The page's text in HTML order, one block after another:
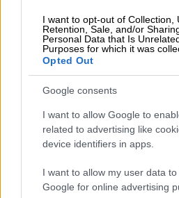
I want to opt-out of Collection,
Retention, Sale, and/or
Personal Data that Is
Purposes for which it was
Opted Out
Google consents
I want to allow Google to
related to advertising like
device identifiers in apps.
I want to allow my user data
Google for online advertising
Συνεχίζεται το
στο Σουδάν: Με
παράθυρα - «Βαράνε
Μυστηριώδη αρχαία
βρίσκονται
Κατάρ και δεν έχουν
αλλού - Τι σημαίνουν
Συνεχίζεται το
του Μαραντόνα:
κατηγορούμενοι -